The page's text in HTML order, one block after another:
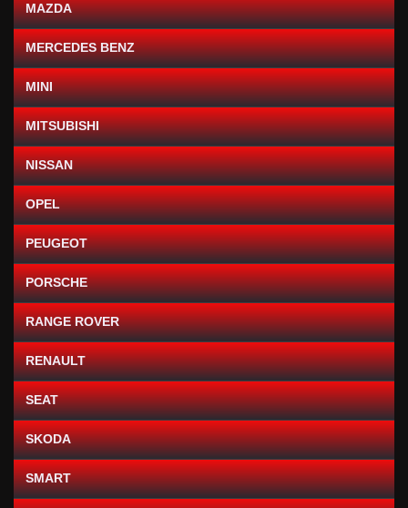
MAZDA
MERCEDES BENZ
MINI
MITSUBISHI
NISSAN
OPEL
PEUGEOT
PORSCHE
RANGE ROVER
RENAULT
SEAT
SKODA
SMART